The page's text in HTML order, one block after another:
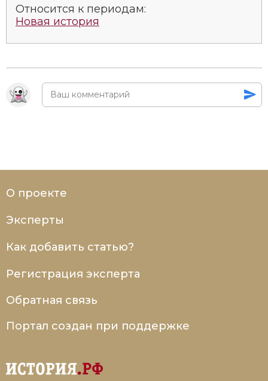
Относится к периодам:
Новая история
О проекте
Эксперты
Как добавить статью?
Регистрация эксперта
Обратная связь
Портал создан при поддержке